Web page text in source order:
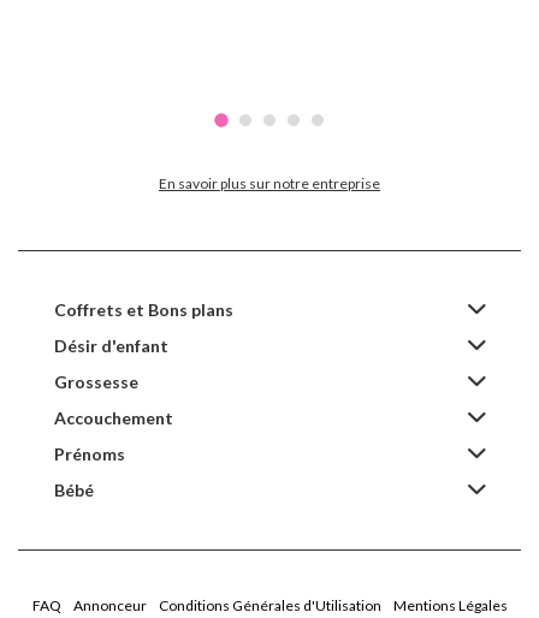
En savoir plus sur notre entreprise
Coffrets et Bons plans
Désir d'enfant
Grossesse
Accouchement
Prénoms
Bébé
FAQ Annonceur Conditions Générales d'Utilisation Mentions Légales